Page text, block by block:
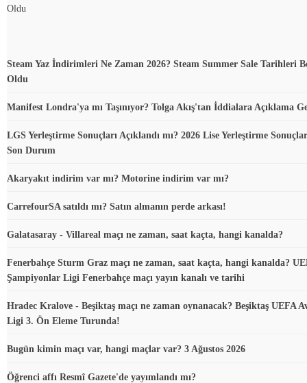
Oldu
Steam Yaz İndirimleri Ne Zaman 2026? Steam Summer Sale Tarihleri
Oldu
Manifest Londra'ya mı Taşınıyor? Tolga Akış'tan İddialara Açıklama
LGS Yerleştirme Sonuçları Açıklandı mı? 2026 Lise Yerleştirme
Son Durum
Akaryakıt indirim var mı? Motorine indirim var mı?
CarrefourSA satıldı mı? Satın almanın perde arkası!
Galatasaray - Villareal maçı ne zaman, saat kaçta, hangi kanalda?
Fenerbahçe Sturm Graz maçı ne zaman, saat kaçta, hangi kanalda?
Şampiyonlar Ligi Fenerbahçe maçı yayın kanalı ve tarihi
Hradec Kralove - Beşiktaş maçı ne zaman oynanacak? Beşiktaş UEFA
Ligi 3. Ön Eleme Turunda!
Bugün kimin maçı var, hangi maçlar var? 3 Ağustos 2026
Öğrenci affı Resmî Gazete'de yayımlandı mı?